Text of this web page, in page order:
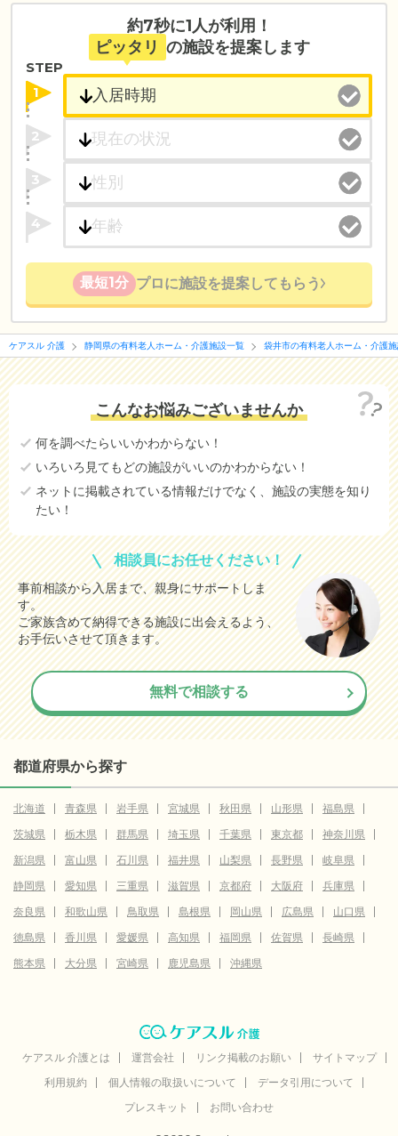
約7秒に1人が利用！
ピッタリ の施設を提案します
STEP
1
2
3
4
最短1分 プロに施設を提案してもらう
ケアスル 介護 静岡県の有料老人ホーム・介護施設一覧 袋井市の有料老人ホーム・介護
こんなお悩みございませんか
何を調べたらいいかわからない！
いろいろ見てもどの施設がいいのかわからない！
ネットに掲載されている情報だけでなく、施設の実態を知り
たい！
相談員にお任せください！
事前相談から入居まで、親身にサポートしま
す。
ご家族含めて納得できる施設に出会えるよう、
お手伝いさせて頂きます。
無料で相談する
都道府県から探す
北海道 青森県 岩手県 宮城県 秋田県 山形県
福島県
茨城県
栃木県 群馬県 埼玉県 千葉県 東京都
神奈川県
新潟県
富山県 石川県 福井県 山梨県 長野県
岐阜県
静岡県
愛知県 三重県 滋賀県 京都府 大阪府
兵庫県
奈良県
和歌山県 鳥取県 島根県 岡山県 広島県
山口県
徳島県
香川県 愛媛県 高知県 福岡県 佐賀県
長崎県
熊本県
大分県 宮崎県 鹿児島県 沖縄県
ケアスル 介護とは 運営会社 リンク掲載のお願い
サイトマップ
利用規約
個人情報の取扱いについて
データ引用について
プレスキット
お問い合わせ